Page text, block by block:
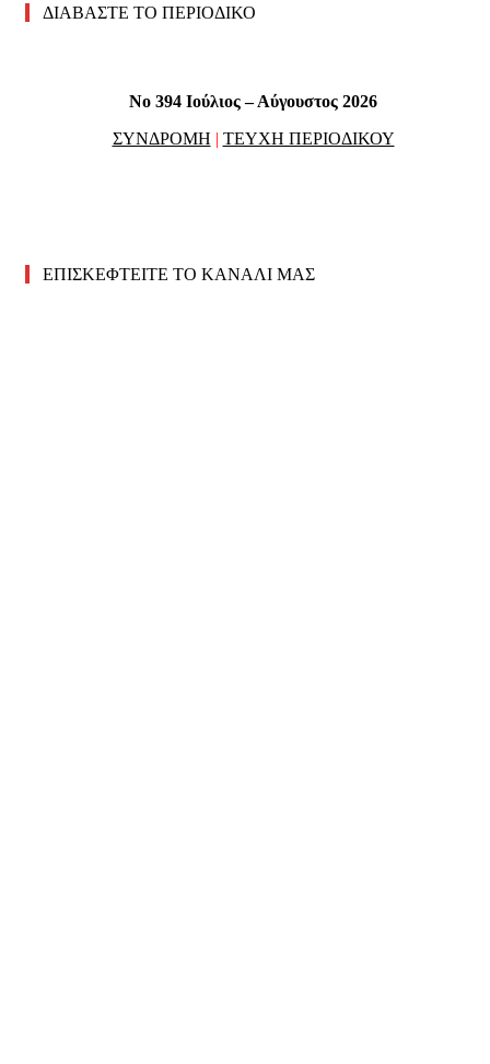
ΔΙΑΒΑΣΤΕ ΤΟ ΠΕΡΙΟΔΙΚΟ
No 394 Ιούλιος – Αύγουστος 2026
ΣΥΝΔΡΟΜΗ | ΤΕΥΧΗ ΠΕΡΙΟΔΙΚΟΥ
ΕΠΙΣΚΕΦΤΕΙΤΕ ΤΟ ΚΑΝΑΛΙ ΜΑΣ